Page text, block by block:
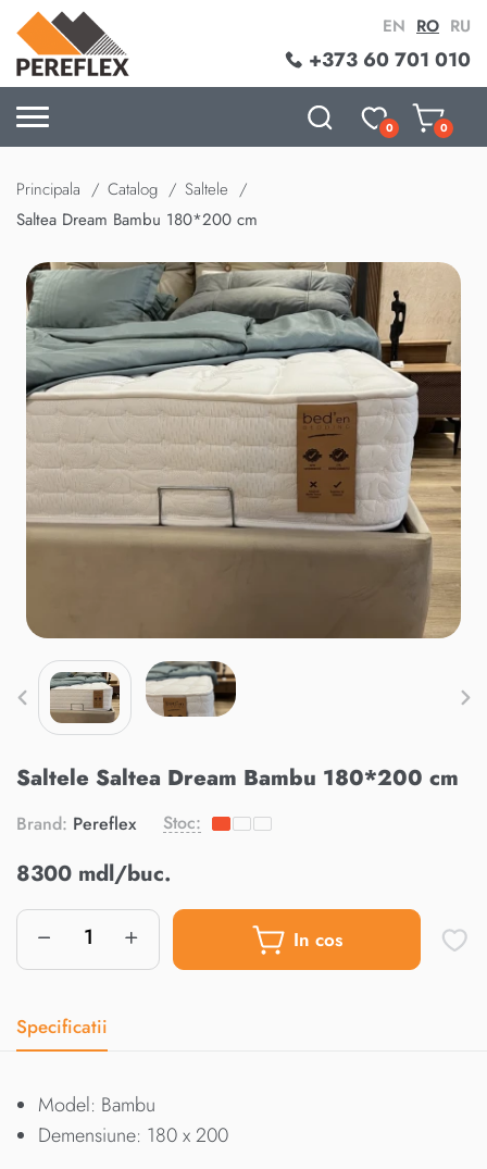
+373 60 701 010
EN RO RU
0 0
Principala Catalog
Saltele
Saltea Dream Bambu 180*200 cm
Saltele Saltea Dream Bambu 180*200 cm
Brand: Pereflex Stoc:
8300 mdl/buc.
In cos
Specificatii
Model: Bambu
Demensiune: 180 x 200